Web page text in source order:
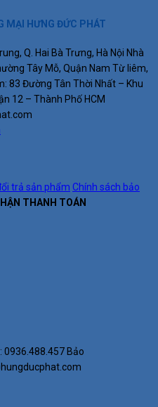
MẠI HƯNG ĐỨC PHÁT
Q. Hai Bà Trưng, Hà Nội Nhà
Tây Mỗ, Quận Nam Từ liêm,
83 Đường Tân Thời Nhất – Khu
12 – Thành Phố HCM
trả sản phẩm Chính sách bảo
THANH TOÁN
0936.488.457Bảo